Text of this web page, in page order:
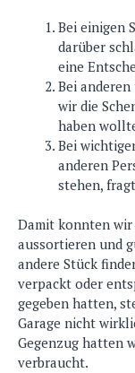
Bei einigen
darüber
eine
Bei
wir die
haben
Bei
anderen
stehen,
Damit konnten wir
aussortieren und
andere Stück
verpackt oder
gegeben hatten,
Garage nicht
Gegenzug hatten
verbraucht.